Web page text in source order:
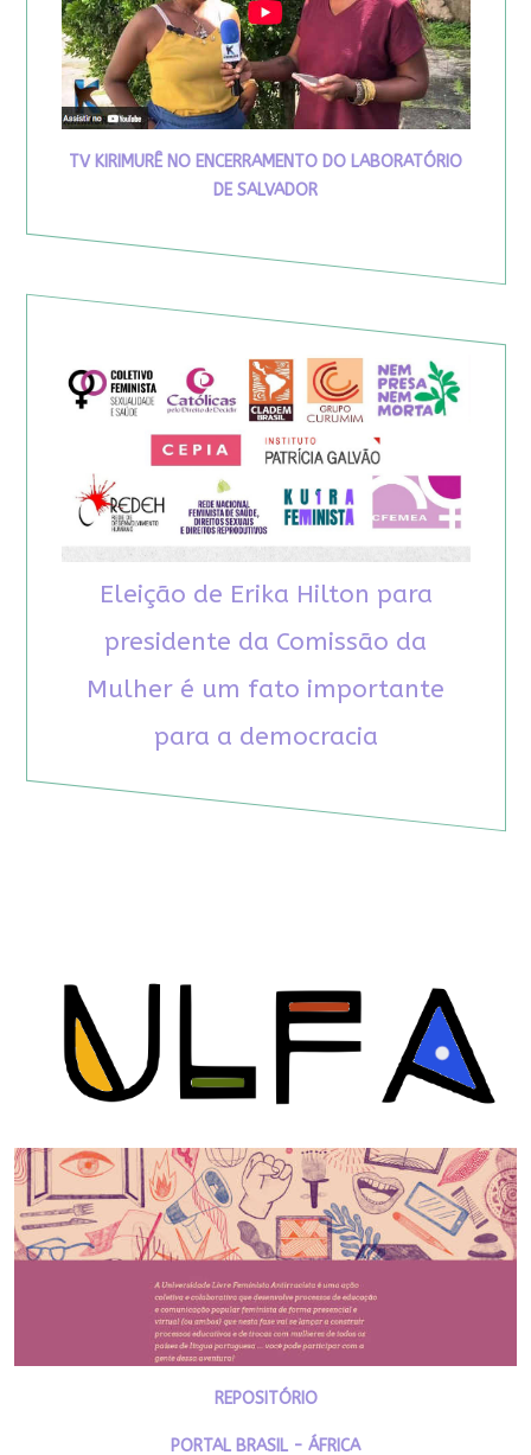
TV KIRIMURÊ NO ENCERRAMENTO DO LABORATÓRIO
DE SALVADOR
Eleição de Erika Hilton para
presidente da Comissão da
Mulher é um fato importante
para a democracia
REPOSITÓRIO
PORTAL BRASIL - ÁFRICA